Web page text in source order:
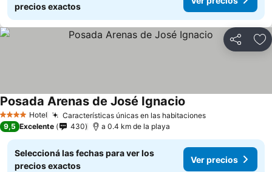
precios exactos
Compartir
4 EstrellasHotel Características únicas en las habitaciones
Posada Arenas de José Ignacio
9,5 Excelente 430 a 0.4 km de la playa
Seleccioná las fechas para ver los
precios exactos
Ver precios